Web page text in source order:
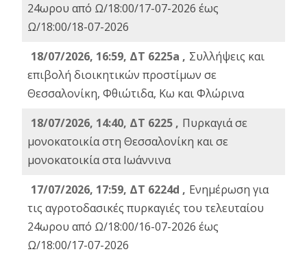
24ωρου από Ω/18:00/17-07-2026 έως
Ω/18:00/18-07-2026
18/07/2026, 16:59, ΔT 6225a , Συλλήψεις και
επιβολή διοικητικών προστίμων σε
Θεσσαλονίκη, Φθιώτιδα, Κω και Φλώρινα
18/07/2026, 14:40, ΔΤ 6225 , Πυρκαγιά σε
μονοκατοικία στη Θεσσαλονίκη και σε
μονοκατοικία στα Ιωάννινα
17/07/2026, 17:59, ΔΤ 6224d , Ενημέρωση για
τις αγροτοδασικές πυρκαγιές του τελευταίου
24ωρου από Ω/18:00/16-07-2026 έως
Ω/18:00/17-07-2026